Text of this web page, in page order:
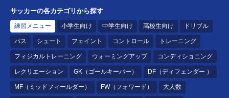
サッカーの各カテゴリから探す
練習メニュー 小学生向け 中学生向け 高校生向け ドリブル
パス シュート フェイント コントロール トレーニング
フィジカルトレーニング ウォーミングアップ コンディショニング
レクリエーション GK（ゴールキーパー） DF（ディフェンダー ）
MF（ミッドフィールダー） FW（フォワード） 大人数